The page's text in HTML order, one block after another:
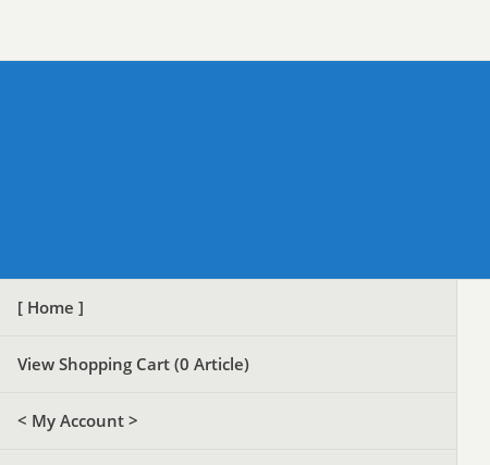
[ Home ]
View Shopping Cart (0 Article)
< My Account >